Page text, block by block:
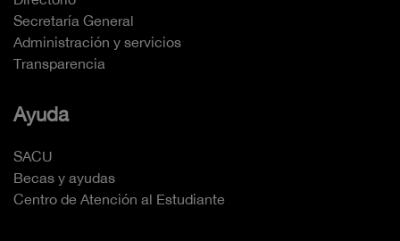
Secretaría General
Administración y servicios
Transparencia
Ayuda
SACU
Becas y ayudas
Centro de Atención al Estudiante